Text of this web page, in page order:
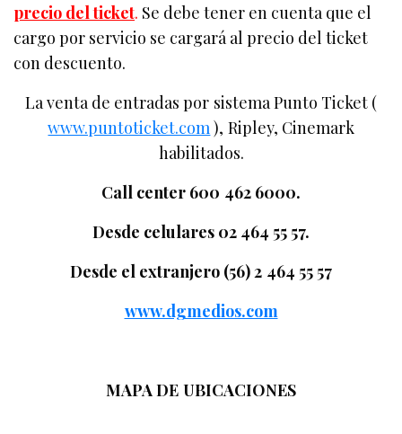
precio del ticket. Se debe tener en cuenta que el
cargo por servicio se cargará al precio del ticket
con descuento.
La venta de entradas por sistema Punto Ticket (
www.puntoticket.com), Ripley, Cinemark
habilitados.
Call center 600 462 6000.
Desde celulares 02 464 55 57.
Desde el extranjero (56) 2 464 55 57
www.dgmedios.com
MAPA DE UBICACIONES